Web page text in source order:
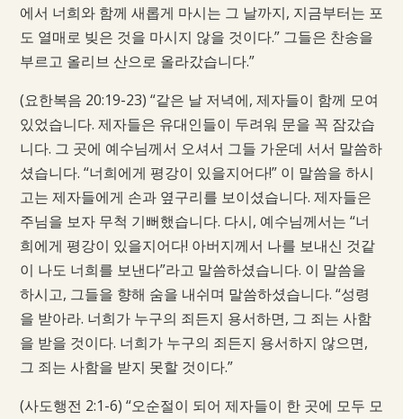
에서 너희와 함께 새롭게 마시는 그 날까지, 지금부터는 포
도 열매로 빚은 것을 마시지 않을 것이다.” 그들은 찬송을
부르고 올리브 산으로 올라갔습니다.”
(요한복음 20:19-23) “같은 날 저녁에, 제자들이 함께 모여
있었습니다. 제자들은 유대인들이 두려워 문을 꼭 잠갔습
니다. 그 곳에 예수님께서 오셔서 그들 가운데 서서 말씀하
셨습니다. “너희에게 평강이 있을지어다!” 이 말씀을 하시
고는 제자들에게 손과 옆구리를 보이셨습니다. 제자들은
주님을 보자 무척 기뻐했습니다. 다시, 예수님께서는 “너
희에게 평강이 있을지어다! 아버지께서 나를 보내신 것같
이 나도 너희를 보낸다”라고 말씀하셨습니다. 이 말씀을
하시고, 그들을 향해 숨을 내쉬며 말씀하셨습니다. “성령
을 받아라. 너희가 누구의 죄든지 용서하면, 그 죄는 사함
을 받을 것이다. 너희가 누구의 죄든지 용서하지 않으면,
그 죄는 사함을 받지 못할 것이다.”
(사도행전 2:1-6) “오순절이 되어 제자들이 한 곳에 모두 모